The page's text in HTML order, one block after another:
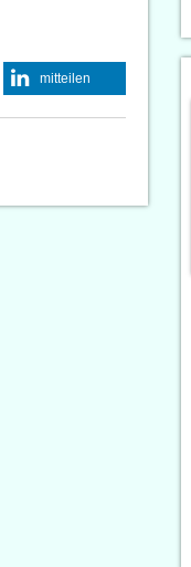
mitteilen